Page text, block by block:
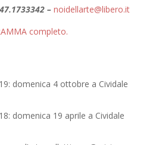
– noidellarte@libero.it
completo.
domenica 4 ottobre a Cividale
domenica 19 aprile a Cividale